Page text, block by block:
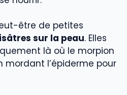
être de petites
sur la peau. Elles
là où le morpion
mordant l’épiderme pour